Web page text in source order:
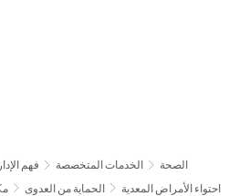
فهم الخدمات المتخصصة
الصحة
الحماية من العدوى
احتواء الأمراض المعدية